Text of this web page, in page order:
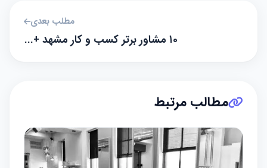
مطلب بعدی
۱۰ مشاور برتر کسب و کار مشهد +…
مطالب مرتبط